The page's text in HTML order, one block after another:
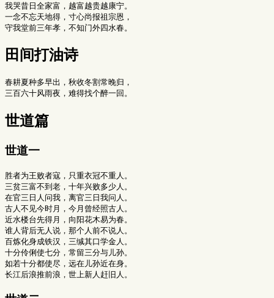
我哭昔日全家富，越富越贵越康宁。
一念不忘天地得，寸心尚报祖宗恩，
田间打油诗
春耕夏种多早出，秋收冬割常晚归，
世道篇
世道一
胜者为王败者寇，只重衣冠不重人。
三贫三富不到老，十年兴败多少人。
在官三日人问我，离官三日我问人。
古人不见今时月，今月曾经照古人。
近水楼台先得月，向阳花木易为春。
谁人背后无人说，那个人前不说人。
百炼化身成铁汉，三缄其口学金人。
十分伶俐使七分，常留三分与儿孙。
如若十分都使尽，远在儿孙近在身。